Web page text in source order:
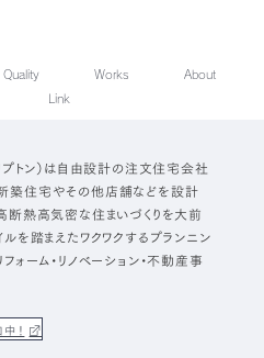
Quality Works
About
Link
トン）は自由設計の注文住宅会社
築住宅やその他店舗などを設計
断熱高気密な住まいづくりを大前
を踏まえたワクワクするプランニン
ォーム・リノベーション・不動産事
！